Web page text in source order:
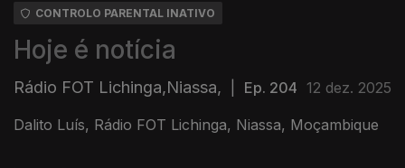
CONTROLO PARENTAL INATIVO
Hoje é notícia
Rádio FOT Lichinga,Niassa, Ep. 204 12 dez. 2025
Dalito Luís, Rádio FOT Lichinga, Niassa, Moçambique